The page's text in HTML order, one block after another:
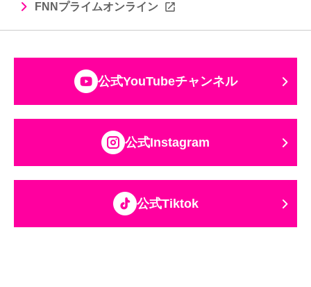
FNNプライムオンライン
公式YouTubeチャンネル
公式Instagram
公式Tiktok